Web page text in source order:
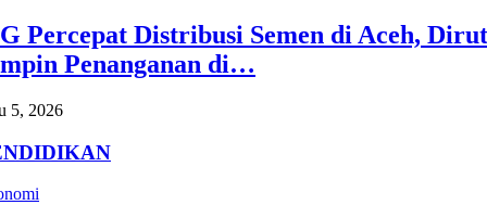
Percepat Distribusi Semen di Aceh, Dirut
Penanganan di…
5, 2026